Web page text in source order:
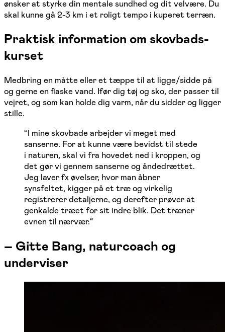
ønsker at styrke din mentale sundhed og dit velvære. Du
skal kunne gå 2-3 km i et roligt tempo i kuperet terræn.
Praktisk information om skovbads-
kurset
Medbring en måtte eller et tæppe til at ligge/sidde på
og gerne en flaske vand. Ifør dig tøj og sko, der passer til
vejret, og som kan holde dig varm, når du sidder og ligger
stille.
“I mine skovbade arbejder vi meget med
sanserne. For at kunne være bevidst til stede
i naturen, skal vi fra hovedet ned i kroppen, og
det gør vi gennem sanserne og åndedrættet.
Jeg laver fx øvelser, hvor man åbner
synsfeltet, kigger på et træ og virkelig
registrerer detaljerne, og derefter prøver at
genkalde træet for sit indre blik. Det træner
evnen til nærvær.“
– Gitte Bang, naturcoach og
underviser